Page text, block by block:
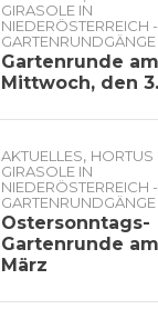
GIRASOLE IN
NIEDERÖSTERREICH -
GARTENRUNDGÄNGE
Gartenrunde am
Mittwoch, den
AKTUELLES, HORTUS
GIRASOLE IN
NIEDERÖSTERREICH -
GARTENRUNDGÄNGE
Ostersonntags-
Gartenrunde am
März